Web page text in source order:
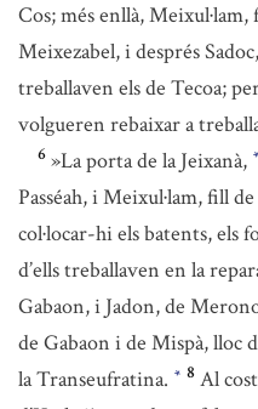
Cos; més enllà,
Meixezabel, i després
treballaven els de Tecoa;
volgueren rebaixar a
6 »La porta de la Jeixanà, *
Passéah, i Meixul·lam, fill
col·locar-hi els batents, els
d’ells treballaven en la
Gabaon, i Jadon, de
de Gabaon i de Mispà, lloc
la Transeufratina. * 8 Al